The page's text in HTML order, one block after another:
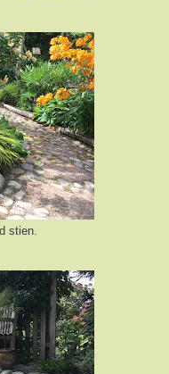
stien.